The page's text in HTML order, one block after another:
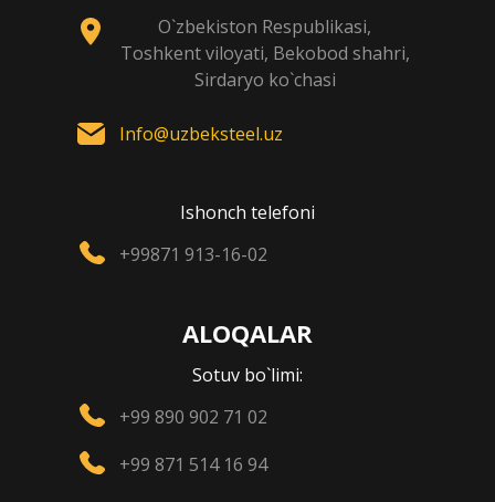
O`zbekiston Respublikasi,
Toshkent viloyati, Bekobod shahri,
Sirdaryo ko`chasi
Info@uzbeksteel.uz
Ishonch telefoni
+99871 913-16-02
ALOQALAR
Sotuv bo`limi:
+99 890 902 71 02
+99 871 514 16 94